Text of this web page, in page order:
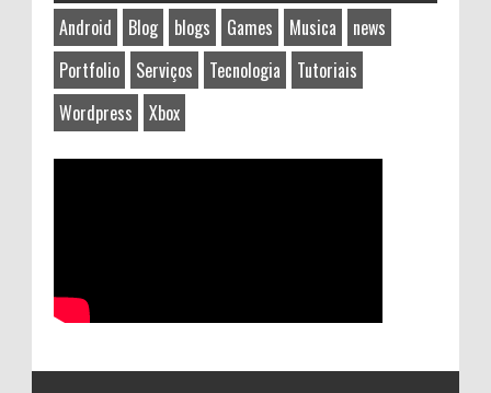
Android Blog blogs Games Musica
news
Portfolio
Serviços Tecnologia
Tutoriais
Wordpress
Xbox